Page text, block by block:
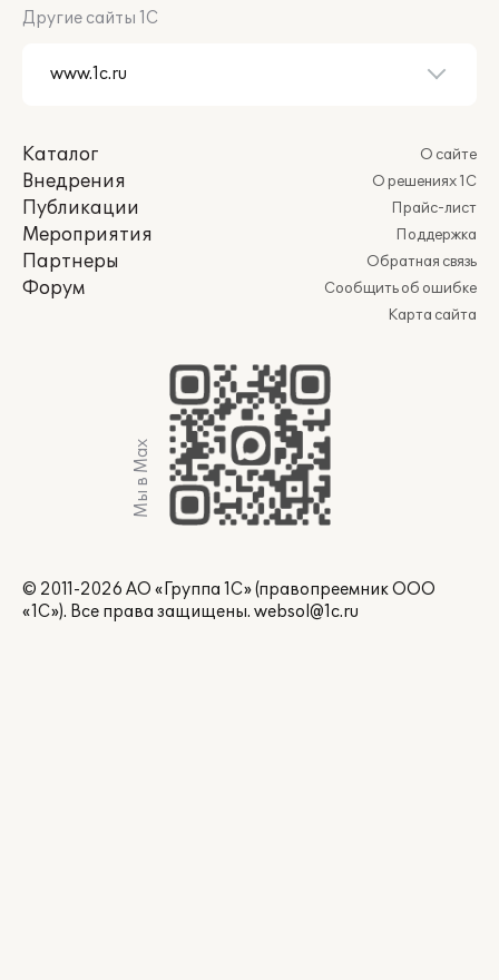
Другие сайты 1С
Каталог
Внедрения
Публикации
Мероприятия
Партнеры
Форум
О сайте
О решениях 1С
Прайс-лист
Поддержка
Обратная связь
Сообщить об ошибке
Карта сайта
Мы в Max
© 2011-2026 АО «Группа 1С» (правопреемник ООО
«1С»). Все права защищены. websol@1c.ru